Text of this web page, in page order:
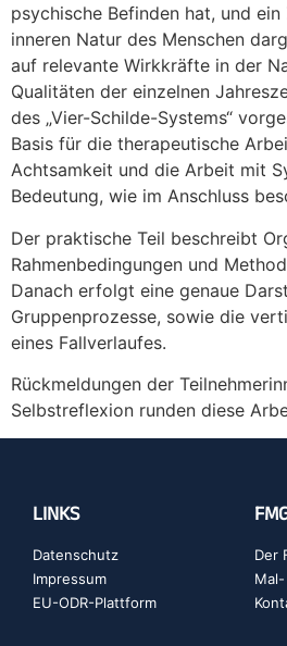
psychische Befinden hat, und
inneren Natur des Menschen
auf relevante Wirkkräfte in der
Qualitäten der einzelnen
des „Vier-Schilde-Systems“
Basis für die therapeutische
Achtsamkeit und die Arbeit mit
Bedeutung, wie im Anschluss
Der praktische Teil beschreibt
Rahmenbedingungen und
Danach erfolgt eine genaue
Gruppenprozesse, sowie die
eines Fallverlaufes.
Rückmeldungen der
Selbstreflexion runden diese
LINKS
Datenschutz
Impressum
EU-ODR-Plattform
Der